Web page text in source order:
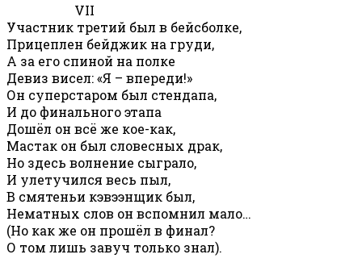
VII
Участник третий был в бейсболке,
Прицеплен бейджик на груди,
А за его спиной на полке
Девиз висел: «Я – впереди!»
Он суперстаром был стендапа,
И до финального этапа
Дошёл он всё же кое-как,
Мастак он был словесных драк,
Но здесь волнение сыграло,
И улетучился весь пыл,
В смятеньи кэвээнщик был,
Нематных слов он вспомнил мало…
(Но как же он прошёл в финал?
О том лишь завуч только знал).